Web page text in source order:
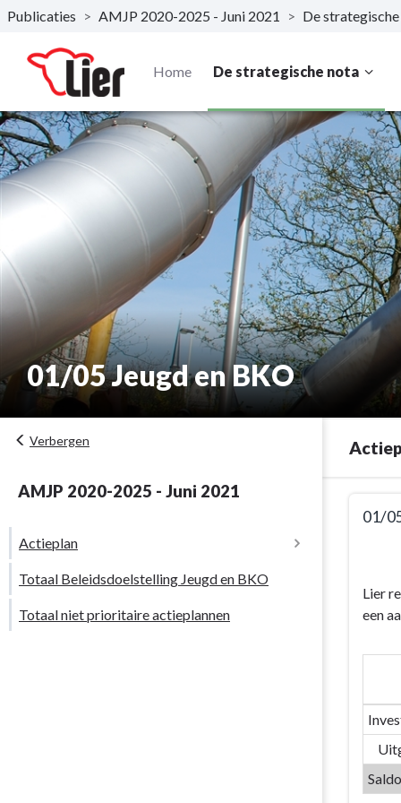
Naar hoofdinhoud
Publicaties > AMJP 2020-2025 - Juni 2021 > De
Home De strategische nota
01/05 Jeugd en BKO
Verbergen
AMJP 2020-2025 - Juni 2021
Actieplan
Totaal Beleidsdoelstelling Jeugd en BKO
Totaal niet prioritaire actieplannen
01/
Jeugd
BKO
01/05/
Lier
een